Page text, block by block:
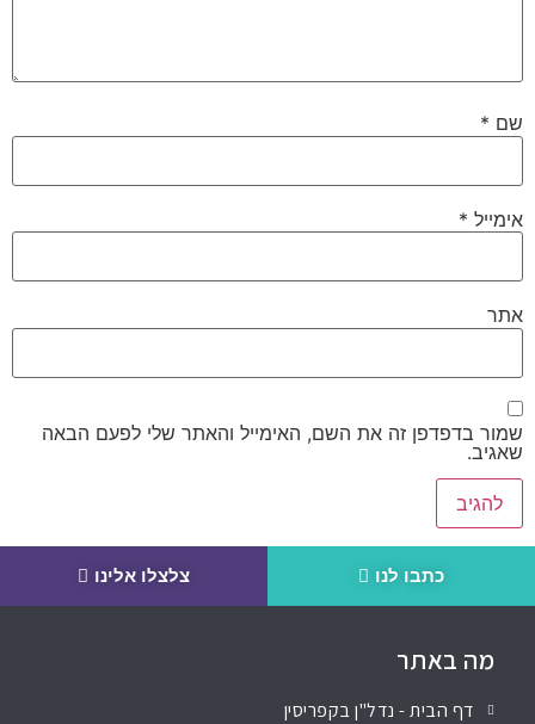
שם *
אימייל *
אתר
שמור בדפדפן זה את השם, האימייל והאתר שלי לפעם הבאה
שאגיב.
כתבו לנו צלצלו אלינו
מה באתר
דף הבית - נדל"ן בקפריסין